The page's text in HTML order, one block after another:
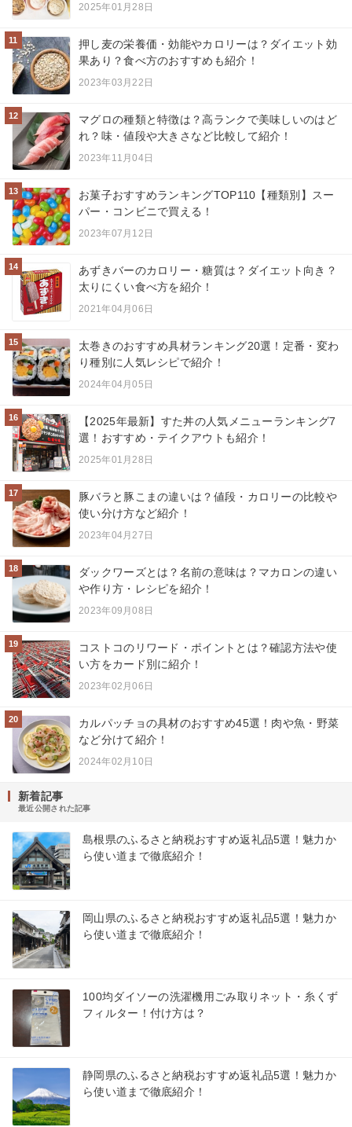
2025年01月28日
11
押し麦の栄養価・効能やカロリーは？ダイエット効
果あり？食べ方のおすすめも紹介！
2023年03月22日
12
マグロの種類と特徴は？高ランクで美味しいのはど
れ？味・値段や大きさなど比較して紹介！
2023年11月04日
13
お菓子おすすめランキングTOP110【種類別】スー
パー・コンビニで買える！
2023年07月12日
14
あずきバーのカロリー・糖質は？ダイエット向き？
太りにくい食べ方を紹介！
2021年04月06日
15
太巻きのおすすめ具材ランキング20選！定番・変わ
り種別に人気レシピで紹介！
2024年04月05日
16
【2025年最新】すた丼の人気メニューランキング7
選！おすすめ・テイクアウトも紹介！
2025年01月28日
17
豚バラと豚こまの違いは？値段・カロリーの比較や
使い分け方など紹介！
2023年04月27日
18
ダックワーズとは？名前の意味は？マカロンの違い
や作り方・レシピを紹介！
2023年09月08日
19
コストコのリワード・ポイントとは？確認方法や使
い方をカード別に紹介！
2023年02月06日
20
カルパッチョの具材のおすすめ45選！肉や魚・野菜
など分けて紹介！
2024年02月10日
新着記事
最近公開された記事
島根県のふるさと納税おすすめ返礼品5選！魅力か
ら使い道まで徹底紹介！
岡山県のふるさと納税おすすめ返礼品5選！魅力か
ら使い道まで徹底紹介！
100均ダイソーの洗濯機用ごみ取りネット・糸くず
フィルター！付け方は？
静岡県のふるさと納税おすすめ返礼品5選！魅力か
ら使い道まで徹底紹介！